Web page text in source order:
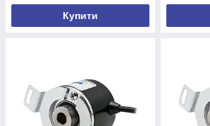
Діаметр корпусу: 50 мм
Напівпорожнистий вал: 6 мм, 8
Робоча швидкість: до 3000 об/хв
Інтерфейс: SSI
Висока чутливість
Купити